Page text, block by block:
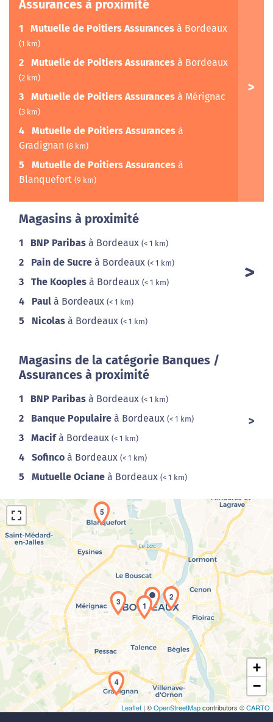
Assurances à proximité
1 Mutuelle de Poitiers Assurances à Bordeaux
(1 km)
2 Mutuelle de Poitiers Assurances à Bordeaux
(2 km)
3 Mutuelle de Poitiers Assurances à Mérignac
(3 km)
4 Mutuelle de Poitiers Assurances à
Gradignan (8 km)
5 Mutuelle de Poitiers Assurances à
Blanquefort (9 km)
Magasins à proximité
1 BNP Paribas à Bordeaux (< 1 km)
2 Pain de Sucre à Bordeaux (< 1 km)
3 The Kooples à Bordeaux (< 1 km)
4 Paul à Bordeaux (< 1 km)
5 Nicolas à Bordeaux (< 1 km)
Magasins de la catégorie Banques /
Assurances à proximité
1 BNP Paribas à Bordeaux (< 1 km)
2 Banque Populaire à Bordeaux (< 1 km)
3 Macifà Bordeaux (< 1 km)
4 Sofinco à Bordeaux (< 1 km)
5 Mutuelle Ociane à Bordeaux (< 1 km)
Chargement de la carte en cours...
1
2
3
4
5
+
−
Leaflet | ©OpenStreetMapcontributors ©CARTO